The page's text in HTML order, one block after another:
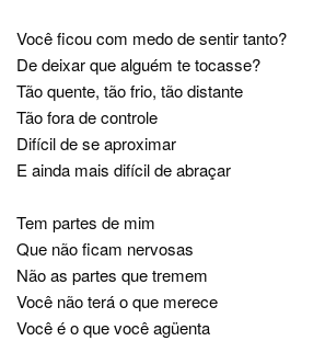
Você ficou com medo de sentir tanto?
De deixar que alguém te tocasse?
Tão quente, tão frio, tão distante
Tão fora de controle
Difícil de se aproximar
E ainda mais difícil de abraçar
Tem partes de mim
Que não ficam nervosas
Não as partes que tremem
Você não terá o que merece
Você é o que você agüenta